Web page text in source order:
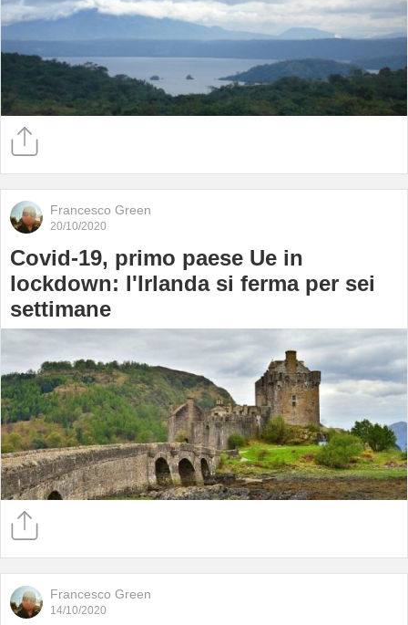
Francesco Green
20/10/2020
Covid-19, primo paese Ue in
lockdown: l'Irlanda si ferma per sei
settimane
Francesco Green
14/10/2020